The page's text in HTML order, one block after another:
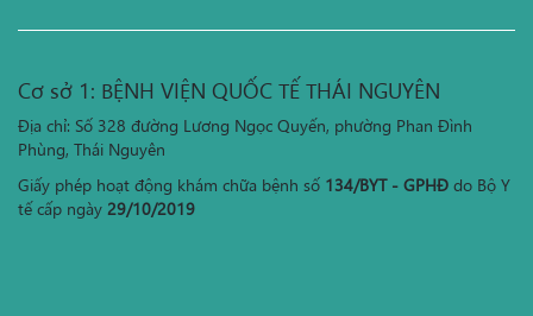
Cơ sở 1: BỆNH VIỆN QUỐC TẾ THÁI NGUYÊN
Địa chỉ: Số 328 đường Lương Ngọc Quyến, phường Phan Đình
Phùng, Thái Nguyên
Giấy phép hoạt động khám chữa bệnh số 134/BYT - GPHĐ do Bộ Y
tế cấp ngày 29/10/2019